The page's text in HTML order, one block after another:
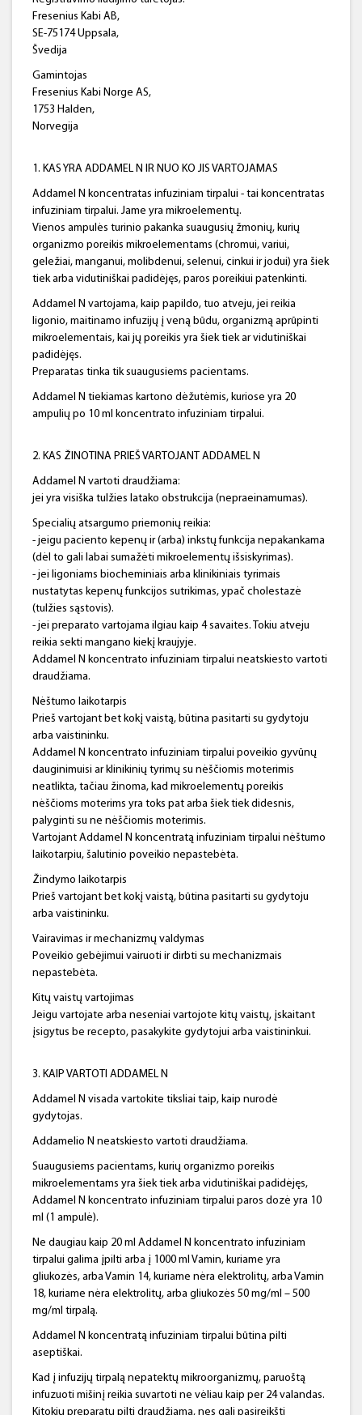
Fresenius Kabi AB,
SE-75174 Uppsala,
Švedija
Gamintojas
Fresenius Kabi Norge AS,
1753 Halden,
Norvegija
1. KAS YRA ADDAMEL N IR NUO KO JIS VARTOJAMAS
Addamel N koncentratas infuziniam tirpalui - tai koncentratas
infuziniam tirpalui. Jame yra mikroelementų.
Vienos ampulės turinio pakanka suaugusių žmonių, kurių
organizmo poreikis mikroelementams (chromui, variui,
geležiai, manganui, molibdenui, selenui, cinkui ir jodui) yra šiek
tiek arba vidutiniškai padidėjęs, paros poreikiui patenkinti.
Addamel N vartojama, kaip papildo, tuo atveju, jei reikia
ligonio, maitinamo infuzijų į veną būdu, organizmą aprūpinti
mikroelementais, kai jų poreikis yra šiek tiek ar vidutiniškai
padidėjęs.
Preparatas tinka tik suaugusiems pacientams.
Addamel N tiekiamas kartono dėžutėmis, kuriose yra 20
ampulių po 10 ml koncentrato infuziniam tirpalui.
2. KAS ŽINOTINA PRIEŠ VARTOJANT ADDAMEL N
Addamel N vartoti draudžiama:
jei yra visiška tulžies latako obstrukcija (nepraeinamumas).
Specialių atsargumo priemonių reikia:
- jeigu paciento kepenų ir (arba) inkstų funkcija nepakankama
(dėl to gali labai sumažėti mikroelementų išsiskyrimas).
- jei ligoniams biocheminiais arba klinikiniais tyrimais
nustatytas kepenų funkcijos sutrikimas, ypač cholestazė
(tulžies sąstovis).
- jei preparato vartojama ilgiau kaip 4 savaites. Tokiu atveju
reikia sekti mangano kiekį kraujyje.
Addamel N koncentrato infuziniam tirpalui neatskiesto vartoti
draudžiama.
Nėštumo laikotarpis
Prieš vartojant bet kokį vaistą, būtina pasitarti su gydytoju
arba vaistininku.
Addamel N koncentrato infuziniam tirpalui poveikio gyvūnų
dauginimuisi ar klinikinių tyrimų su nėščiomis moterimis
neatlikta, tačiau žinoma, kad mikroelementų poreikis
nėščioms moterims yra toks pat arba šiek tiek didesnis,
palyginti su ne nėščiomis moterimis.
Vartojant Addamel N koncentratą infuziniam tirpalui nėštumo
laikotarpiu, šalutinio poveikio nepastebėta.
Žindymo laikotarpis
Prieš vartojant bet kokį vaistą, būtina pasitarti su gydytoju
arba vaistininku.
Vairavimas ir mechanizmų valdymas
Poveikio gebėjimui vairuoti ir dirbti su mechanizmais
nepastebėta.
Kitų vaistų vartojimas
Jeigu vartojate arba neseniai vartojote kitų vaistų, įskaitant
įsigytus be recepto, pasakykite gydytojui arba vaistininkui.
3. KAIP VARTOTI ADDAMEL N
Addamel N visada vartokite tiksliai taip, kaip nurodė
gydytojas.
Addamelio N neatskiesto vartoti draudžiama.
Suaugusiems pacientams, kurių organizmo poreikis
mikroelementams yra šiek tiek arba vidutiniškai padidėjęs,
Addamel N koncentrato infuziniam tirpalui paros dozė yra 10
ml (1 ampulė).
Ne daugiau kaip 20 ml Addamel N koncentrato infuziniam
tirpalui galima įpilti arba į 1000 ml Vamin, kuriame yra
gliukozės, arba Vamin 14, kuriame nėra elektrolitų, arba Vamin
18, kuriame nėra elektrolitų, arba gliukozės 50 mg/ml – 500
mg/ml tirpalą.
Addamel N koncentratą infuziniam tirpalui būtina pilti
aseptiškai.
Kad į infuzijų tirpalą nepatektų mikroorganizmų, paruoštą
infuzuoti mišinį reikia suvartoti ne vėliau kaip per 24 valandas.
Kitokių preparatų pilti draudžiama, nes gali pasireikšti